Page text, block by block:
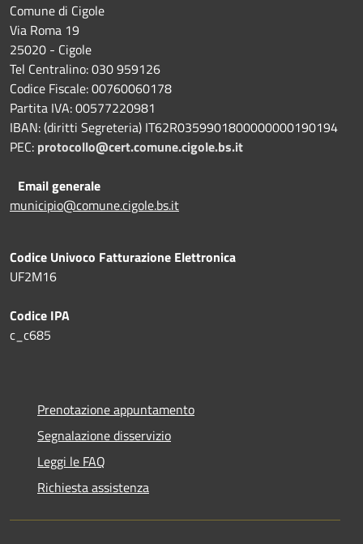
Comune di Cigole
Via Roma 19
25020 - Cigole
Tel Centralino: 030 959126
Codice Fiscale: 00760060178
Partita IVA: 00577220981
IBAN: (diritti Segreteria) IT62R0359901800000000190194
PEC: protocollo@cert.comune.cigole.bs.it
Email generale
municipio@comune.cigole.bs.it
Codice Univoco Fatturazione Elettronica
UF2M16
Codice IPA
c_c685
Prenotazione appuntamento
Segnalazione disservizio
Leggi le FAQ
Richiesta assistenza